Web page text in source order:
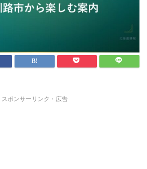
スポンサーリンク・広告